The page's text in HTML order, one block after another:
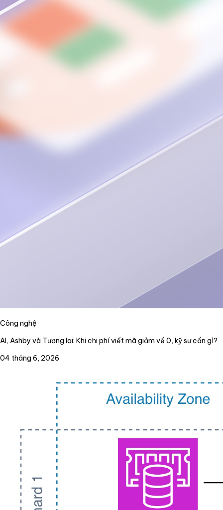
Công nghệ
AI, Ashby và Tương lai: Khi chi phí viết mã giảm về 0, kỹ sư cần gì?
04 tháng 6, 2026